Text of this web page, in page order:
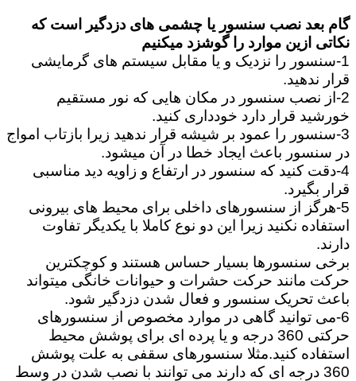
گام بعد نصب سنسور یا چشمی های دزدگیر است که
نکاتی ازین موارد را گوشزد میکنیم
1-سنسور را نزدیک و یا مقابل سیستم های گرمایشی
قرار ندهید.
2-از نصب سنسور در مکان هایی که نور مستقیم
خورشید قرار دارد خودداری کنید.
3-سنسور را عمود بر شیشه قرار ندهید زیرا بازتاب امواج
در سنسور باعث ایجاد خطا در آن میشود.
4-دقت کنید که سنسور در ارتفاع و زاویه دید مناسبی
قرار بگیرد.
5-هرگز از سنسورهای داخلی برای محیط های بیرونی
استفاده نکنید زیرا این دو نوع کاملا با یکدیگر تفاوت
دارند.
برخی سنسورها بسیار حساس هستند و کوچکترین
حرکت مانند حرکت حشرات و حیوانات خانگی میتواند
باعث تحریک سنسور و فعال شدن دزدگیر شود.
6-می توانید گاهی در موارد مخصوص از سنسورهای
حرکتی 360 درجه و یا پرده ای برای پوشش محیط
استفاده کنید.مثلا سنسورهای سقفی به علت پوشش
360 درجه ای که دارند می توانند با نصب شدن در وسط